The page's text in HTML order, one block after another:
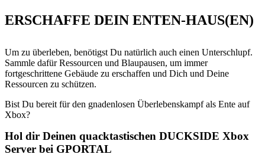
ERSCHAFFE DEIN ENTEN-HAUS(EN)
Um zu überleben, benötigst Du natürlich auch einen Unterschlupf.
Sammle dafür Ressourcen und Blaupausen, um immer
fortgeschrittene Gebäude zu erschaffen und Dich und Deine
Ressourcen zu schützen.
Bist Du bereit für den gnadenlosen Überlebenskampf als Ente auf
Xbox?
Hol dir Deinen quacktastischen DUCKSIDE Xbox
Server bei GPORTAL